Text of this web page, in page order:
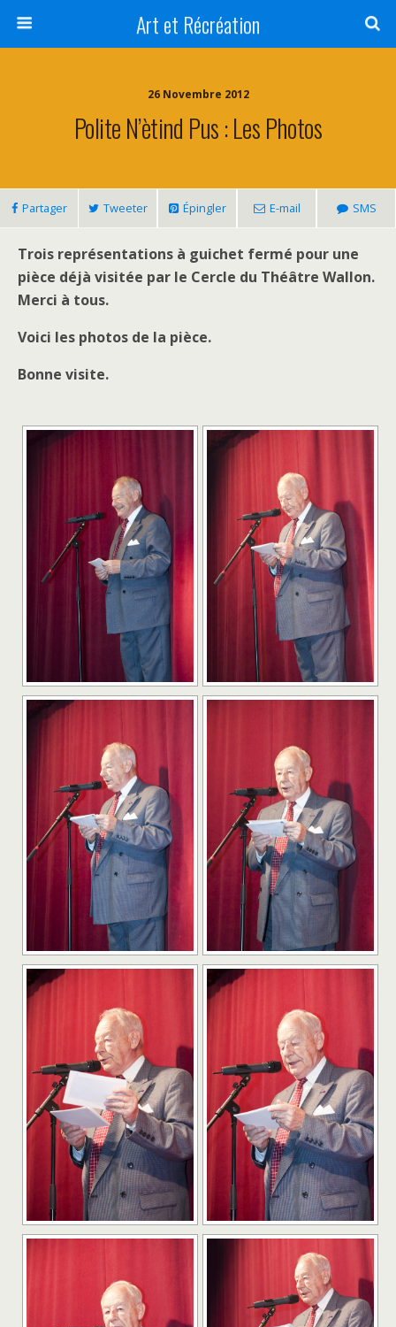
Art et Récréation
26 Novembre 2012
Polite N’ètind Pus : Les Photos
Partager Tweeter Épingler E-mail SMS
Trois représentations à guichet fermé pour une
pièce déjà visitée par le Cercle du Théâtre Wallon.
Merci à tous.
Voici les photos de la pièce.
Bonne visite.